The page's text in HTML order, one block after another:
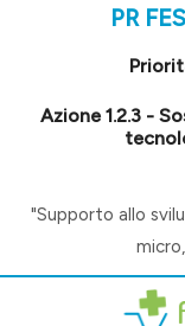
PR
Azione 1.2.3 -
"Supporto allo